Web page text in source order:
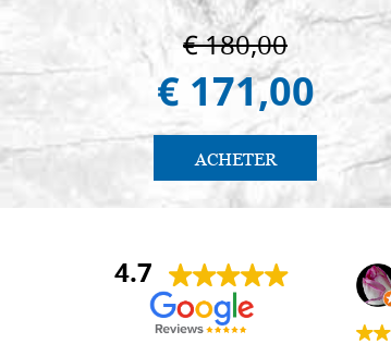
€ 180,00
€ 171,00
ACHETER
4.7
Daniel Vandewalle